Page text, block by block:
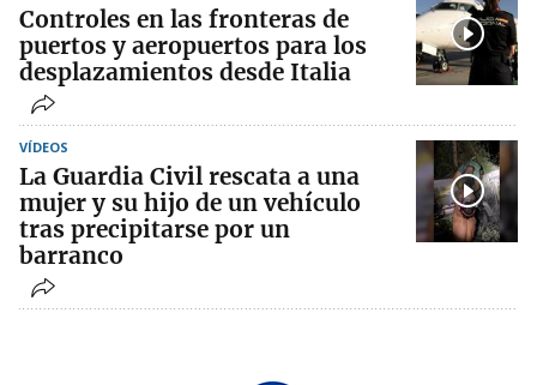
Controles en las fronteras de
puertos y aeropuertos para los
desplazamientos desde Italia
VÍDEOS
La Guardia Civil rescata a una
mujer y su hijo de un vehículo
tras precipitarse por un
barranco